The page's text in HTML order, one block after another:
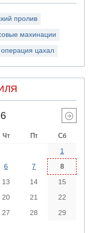
пролив
махинации
операция цахал
Чт Пт Сб
1
6 7
8
13 14
15
20 21
22
27 28
29